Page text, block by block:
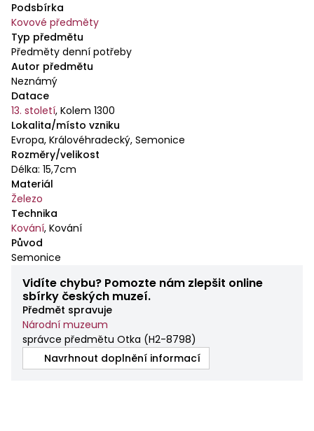
Podsbírka
Kovové předměty
Typ předmětu
Předměty denní potřeby
Autor předmětu
Neznámý
Datace
13. století, Kolem 1300
Lokalita/místo vzniku
Evropa, Královéhradecký, Semonice
Rozměry/velikost
Délka: 15,7cm
Materiál
Železo
Technika
Kování, Kování
Původ
Semonice
Vidíte chybu? Pomozte nám zlepšit online
sbírky českých muzeí.
Předmět spravuje
Národní muzeum
správce předmětu Otka (H2-8798)
Navrhnout doplnění informací